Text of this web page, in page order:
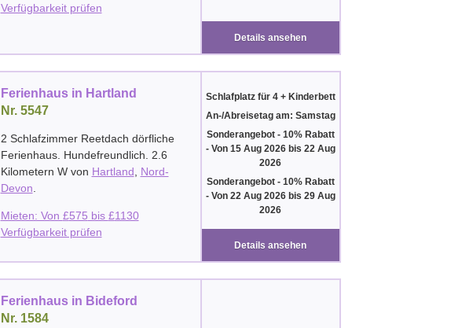
Verfügbarkeit prüfen
Details ansehen
Ferienhaus in Hartland
Nr. 5547
2 Schlafzimmer Reetdach dörfliche
Ferienhaus. Hundefreundlich. 2.6
Kilometern W von Hartland
Nord-
Devon
Mieten: Von £575 bis £1130
Verfügbarkeit prüfen
Schlafplatz für 4 + Kinderbett
An-/Abreisetag am: Samstag
Sonderangebot - 10% Rabatt
- Von 15 Aug 2026bis 22 Aug
2026
Sonderangebot - 10% Rabatt
- Von 22 Aug 2026bis 29 Aug
2026
Details ansehen
Ferienhaus in Bideford
Nr. 1584